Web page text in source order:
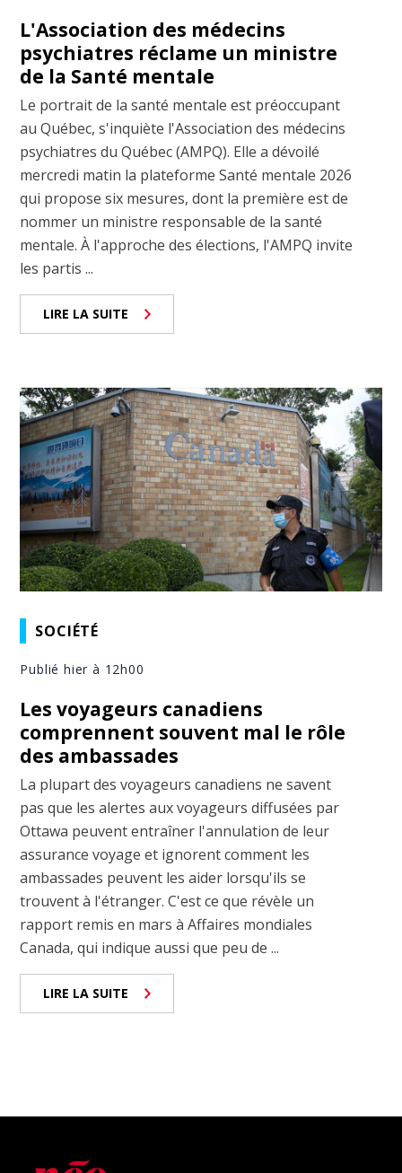
L'Association des médecins
psychiatres réclame un ministre
de la Santé mentale
Le portrait de la santé mentale est préoccupant
au Québec, s'inquiète l'Association des médecins
psychiatres du Québec (AMPQ). Elle a dévoilé
mercredi matin la plateforme Santé mentale 2026
qui propose six mesures, dont la première est de
nommer un ministre responsable de la santé
mentale. À l'approche des élections, l'AMPQ invite
les partis ...
LIRE LA SUITE
SOCIÉTÉ
Publié hier à 12h00
Les voyageurs canadiens
comprennent souvent mal le rôle
des ambassades
La plupart des voyageurs canadiens ne savent
pas que les alertes aux voyageurs diffusées par
Ottawa peuvent entraîner l'annulation de leur
assurance voyage et ignorent comment les
ambassades peuvent les aider lorsqu'ils se
trouvent à l'étranger. C'est ce que révèle un
rapport remis en mars à Affaires mondiales
Canada, qui indique aussi que peu de ...
LIRE LA SUITE